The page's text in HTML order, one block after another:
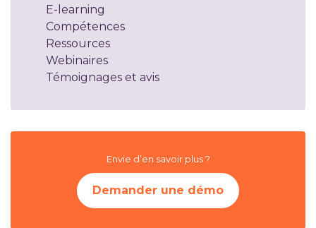
E-learning
Compétences
Ressources
Webinaires
Témoignages et avis
Envie d’en savoir plus ?
Demander une démo